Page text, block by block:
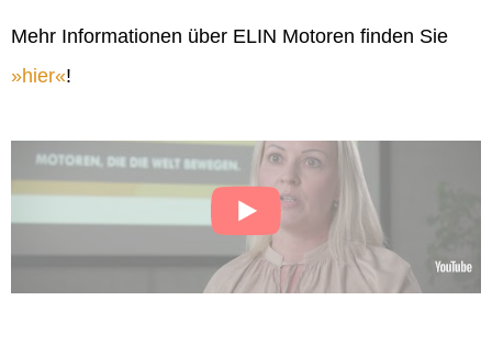
Mehr Informationen über ELIN Motoren finden Sie
hier !